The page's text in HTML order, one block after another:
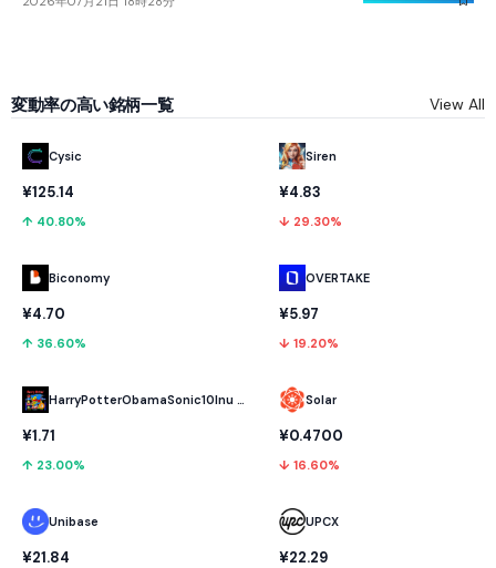
変動率の高い銘柄一覧 View All
Cysic
¥125.14
↑ 40.80%
Biconomy
¥4.70
↑ 36.60%
HarryPotterObamaSonic10Inu (ETH)
¥1.71
↑ 23.00%
Unibase
¥21.84
Siren
¥4.83
↓ 29.30%
OVERTAKE
¥5.97
↓ 19.20%
Solar
¥0.4700
↓ 16.60%
UPCX
¥22.29